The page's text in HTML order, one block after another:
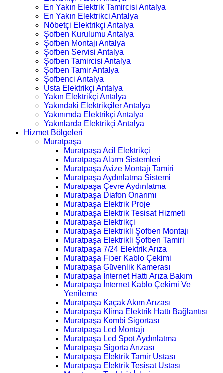
En Yakın Elektrik Tamircisi Antalya
En Yakın Elektrikci Antalya
Nöbetçi Elektrikçi Antalya
Şofben Kurulumu Antalya
Şofben Montajı Antalya
Şofben Servisi Antalya
Şofben Tamircisi Antalya
Şofben Tamir Antalya
Şofbenci Antalya
Usta Elektrikçi Antalya
Yakın Elektrikçi Antalya
Yakındaki Elektrikçiler Antalya
Yakınımda Elektrikçi Antalya
Yakınlarda Elektrikçi Antalya
Hizmet Bölgeleri
Muratpaşa
Muratpaşa Acil Elektrikçi
Muratpaşa Alarm Sistemleri
Muratpaşa Avize Montajı Tamiri
Muratpaşa Aydınlatma Sistemi
Muratpaşa Çevre Aydınlatma
Muratpaşa Diafon Onarımı
Muratpaşa Elektrik Proje
Muratpaşa Elektrik Tesisat Hizmeti
Muratpaşa Elektrikçi
Muratpaşa Elektrikli Şofben Montajı
Muratpaşa Elektrikli Şofben Tamiri
Muratpaşa 7/24 Elektrik Arıza
Muratpaşa Fiber Kablo Çekimi
Muratpaşa Güvenlik Kamerası
Muratpaşa İnternet Hattı Arıza Bakım
Muratpaşa İnternet Kablo Çekimi Ve
Yenileme
Muratpaşa Kaçak Akım Arızası
Muratpaşa Klima Elektrik Hattı Bağlantısı
Muratpaşa Kombi Sigortası
Muratpaşa Led Montajı
Muratpaşa Led Spot Aydınlatma
Muratpaşa Sigorta Arızası
Muratpaşa Elektrik Tamir Ustası
Muratpaşa Elektrik Tesisat Ustası